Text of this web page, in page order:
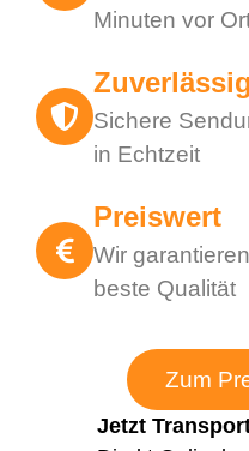
Minuten vor
Sichere
in Echtzeit
Preiswert
Wir
beste Qualität
Zum
Jetzt